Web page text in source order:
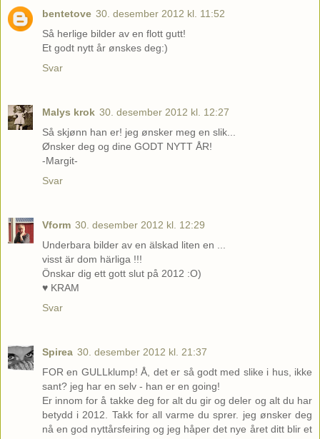
bentetove 30. desember 2012 kl. 11:52
Så herlige bilder av en flott gutt!
Et godt nytt år ønskes deg:)
Svar
Malys krok 30. desember 2012 kl. 12:27
Så skjønn han er! jeg ønsker meg en slik...
Ønsker deg og dine GODT NYTT ÅR!
-Margit-
Svar
Vform 30. desember 2012 kl. 12:29
Underbara bilder av en älskad liten en ...
visst är dom härliga !!!
Önskar dig ett gott slut på 2012 :O)
♥ KRAM
Svar
Spirea 30. desember 2012 kl. 21:37
FOR en GULLklump! Å, det er så godt med slike i hus, ikke
sant? jeg har en selv - han er en going!
Er innom for å takke deg for alt du gir og deler og alt du har
betydd i 2012. Takk for all varme du sprer. jeg ønsker deg
nå en god nyttårsfeiring og jeg håper det nye året ditt blir et